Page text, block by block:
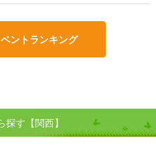
ントランキング
す【関西】